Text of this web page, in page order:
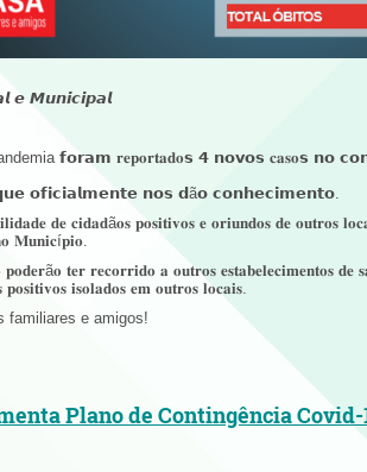
𝙚 𝙈𝙪𝙣𝙞𝙘𝙞𝙥𝙖𝙡
𝗳𝗼𝗿𝗮𝗺 𝐫𝐞𝐩𝐨𝐫𝐭𝐚𝐝𝐨𝘀 𝟰 𝗻𝗼𝘃𝗼𝘀 𝐜𝐚𝐬𝐨𝘀 𝗻𝗼
𝗼𝗳𝗶𝗰𝗶𝗮𝗹𝗺𝗲𝗻𝘁𝗲 𝗻𝗼𝘀 𝗱ã𝗼 𝗰𝗼𝗻𝗵𝗲𝗰𝗶𝗺𝗲𝗻𝘁𝗼.
𝐝𝐞 𝐜𝐢𝐝𝐚𝐝ã𝐨𝐬 𝐩𝐨𝐬𝐢𝐭𝐢𝐯𝐨𝐬 𝐞 𝐨𝐫𝐢𝐮𝐧𝐝𝐨𝐬 𝐝𝐞 𝐨𝐮𝐭𝐫𝐨𝐬
𝐌𝐮𝐧𝐢𝐜í𝐩𝐢𝐨.
𝐭𝐞𝐫 𝐫𝐞𝐜𝐨𝐫𝐫𝐢𝐝𝐨 𝐚 𝐨𝐮𝐭𝐫𝐨𝐬 𝐞𝐬𝐭𝐚𝐛𝐞𝐥𝐞𝐜𝐢𝐦𝐞𝐧𝐭𝐨𝐬
𝐢𝐬𝐨𝐥𝐚𝐝𝐨𝐬 𝐞𝐦 𝐨𝐮𝐭𝐫𝐨𝐬 𝐥𝐨𝐜𝐚𝐢𝐬.
familiares e amigos!
Plano de Contingência Covid-